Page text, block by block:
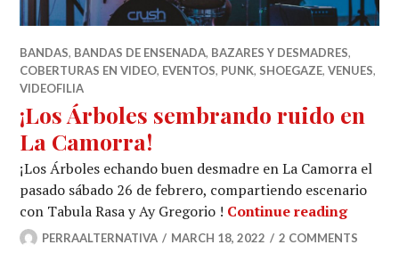
BANDAS, BANDAS DE ENSENADA, BAZARES Y DESMADRES,
COBERTURAS EN VIDEO, EVENTOS, PUNK, SHOEGAZE,VENUES,
VIDEOFILIA
¡Los Árboles sembrando ruido en
La Camorra!
¡Los Árboles echando buen desmadre en La Camorra el
pasado sábado 26 de febrero, compartiendo escenario
con Tabula Rasa y Ay Gregorio ! Continue reading¡Los
PERRAALTERNATIVA MARCH 18, 2022 2 COMMENTS